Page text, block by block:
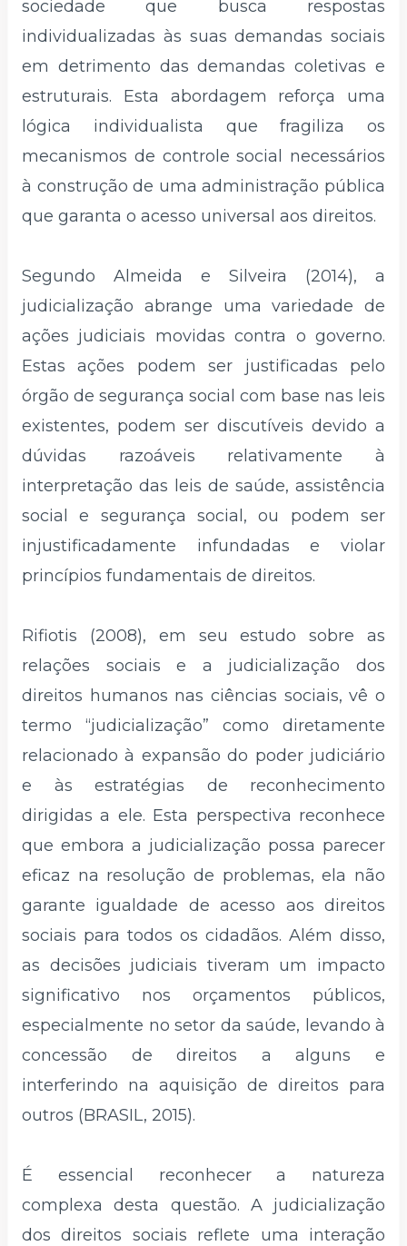
sociedade que busca respostas
individualizadas às suas demandas sociais
em detrimento das demandas coletivas e
estruturais. Esta abordagem reforça uma
lógica individualista que fragiliza os
mecanismos de controle social necessários
à construção de uma administração pública
que garanta o acesso universal aos direitos.
Segundo Almeida e Silveira (2014), a
judicialização abrange uma variedade de
ações judiciais movidas contra o governo.
Estas ações podem ser justificadas pelo
órgão de segurança social com base nas leis
existentes, podem ser discutíveis devido a
dúvidas razoáveis relativamente à
interpretação das leis de saúde, assistência
social e segurança social, ou podem ser
injustificadamente infundadas e violar
princípios fundamentais de direitos.
Rifiotis (2008), em seu estudo sobre as
relações sociais e a judicialização dos
direitos humanos nas ciências sociais, vê o
termo “judicialização” como diretamente
relacionado à expansão do poder judiciário
e às estratégias de reconhecimento
dirigidas a ele. Esta perspectiva reconhece
que embora a judicialização possa parecer
eficaz na resolução de problemas, ela não
garante igualdade de acesso aos direitos
sociais para todos os cidadãos. Além disso,
as decisões judiciais tiveram um impacto
significativo nos orçamentos públicos,
especialmente no setor da saúde, levando à
concessão de direitos a alguns e
interferindo na aquisição de direitos para
outros (BRASIL, 2015).
É essencial reconhecer a natureza
complexa desta questão. A judicialização
dos direitos sociais reflete uma interação